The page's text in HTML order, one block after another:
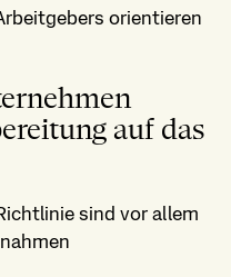
orientieren
auf das
sind vor allem